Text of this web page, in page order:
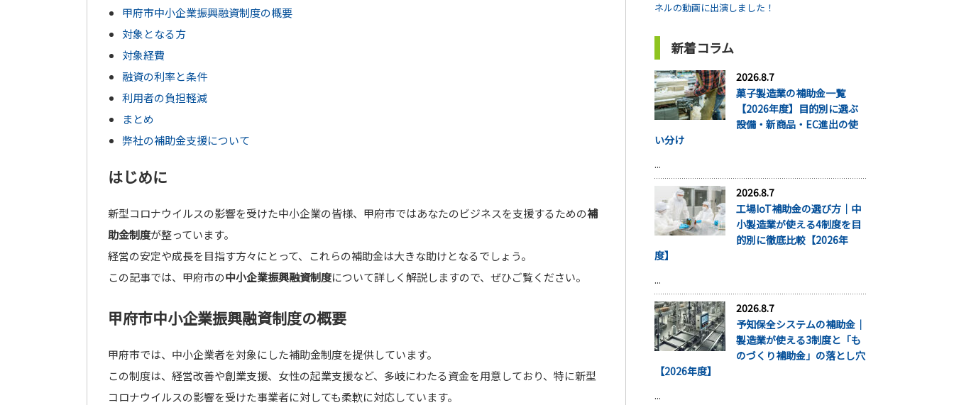
甲府市中小企業振興融資制度の概要
対象となる方
対象経費
融資の利率と条件
利用者の負担軽減
まとめ
弊社の補助金支援について
はじめに
新型コロナウイルスの影響を受けた中小企業の皆様、甲府市ではあなたのビジネスを支援するための補
助金制度が整っています。
経営の安定や成長を目指す方々にとって、これらの補助金は大きな助けとなるでしょう。
この記事では、甲府市の中小企業振興融資制度について詳しく解説しますので、ぜひご覧ください。
甲府市中小企業振興融資制度の概要
甲府市では、中小企業者を対象にした補助金制度を提供しています。
この制度は、経営改善や創業支援、女性の起業支援など、多岐にわたる資金を用意しており、特に新型
コロナウイルスの影響を受けた事業者に対しても柔軟に対応しています。
ネルの動画に出演しました！
新着コラム
2026.8.7
菓子製造業の補助金一覧
【2026年度】目的別に選ぶ
設備・新商品・EC進出の使
い分け
...
2026.8.7
工場IoT補助金の選び方｜中
小製造業が使える4制度を目
的別に徹底比較【2026年
度】
...
2026.8.7
予知保全システムの補助金｜
製造業が使える3制度と「も
のづくり補助金」の落とし穴
【2026年度】
...